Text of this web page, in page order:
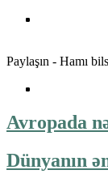
Paylaşın - Hamı
Avropada
Dünyanın